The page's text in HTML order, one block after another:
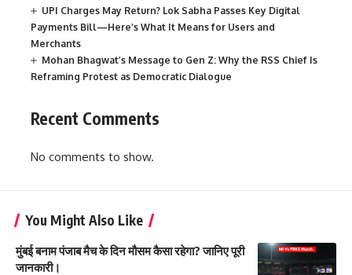
UPI Charges May Return? Lok Sabha Passes Key Digital
Payments Bill—Here’s What It Means for Users and
Merchants
Mohan Bhagwat’s Message to Gen Z: Why the RSS Chief Is
Reframing Protest as Democratic Dialogue
Recent Comments
No comments to show.
You Might Also Like
मुंबई बनाम पंजाब मैच के दिन मौसम कैसा रहेगा? जानिए पूरी
जानकारी।